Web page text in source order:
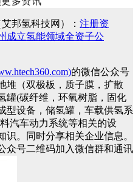
邦氢科技网）： 注册资
成立氢能领域全资子公
的微信公众号
堆（双极板，质子膜，扩散
罐(碳纤维，环氧树脂，固化
型设备，储氢罐，车载供氢系
汽车动力系统等相关的设
。同时分享相关企业信息。
众号二维码加入微信群和通讯